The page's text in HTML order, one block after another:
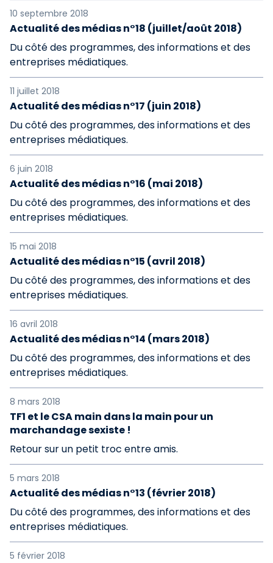
10 septembre 2018
Actualité des médias n°18 (juillet/août 2018)
Du côté des programmes, des informations et des
entreprises médiatiques.
11 juillet 2018
Actualité des médias n°17 (juin 2018)
Du côté des programmes, des informations et des
entreprises médiatiques.
6 juin 2018
Actualité des médias n°16 (mai 2018)
Du côté des programmes, des informations et des
entreprises médiatiques.
15 mai 2018
Actualité des médias n°15 (avril 2018)
Du côté des programmes, des informations et des
entreprises médiatiques.
16 avril 2018
Actualité des médias n°14 (mars 2018)
Du côté des programmes, des informations et des
entreprises médiatiques.
8 mars 2018
TF1 et le CSA main dans la main pour un
marchandage sexiste !
Retour sur un petit troc entre amis.
5 mars 2018
Actualité des médias n°13 (février 2018)
Du côté des programmes, des informations et des
entreprises médiatiques.
5 février 2018